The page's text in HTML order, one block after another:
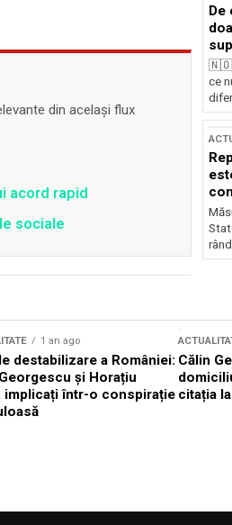
din același flux
acord rapid
sociale
De
ce
1 an ago
destabilizare a României:
și Horațiu
implicați într-o conspirație
Călin
citația